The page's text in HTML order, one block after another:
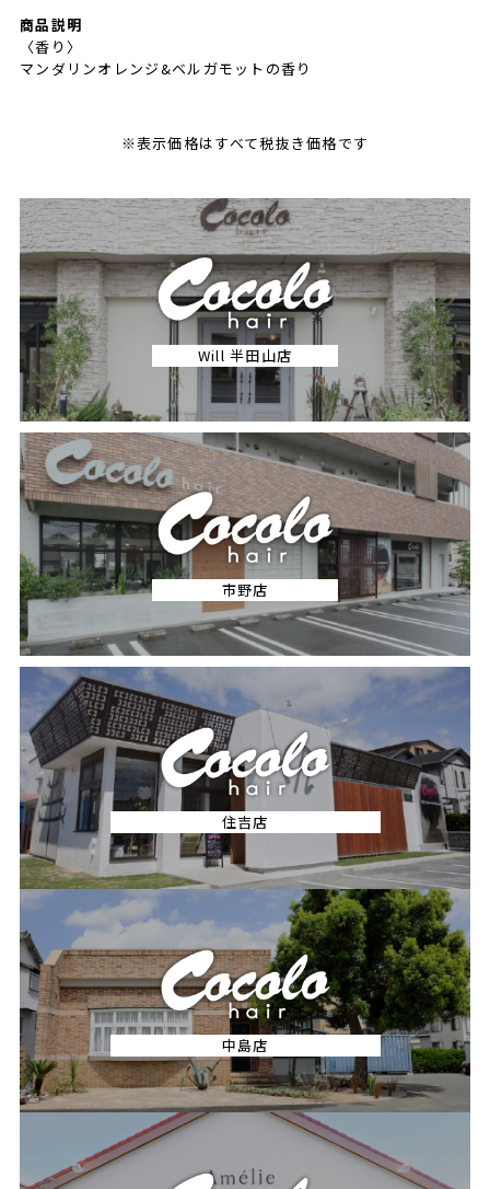
商品説明
〈香り〉
マンダリンオレンジ&ベルガモットの香り
※表示価格はすべて税抜き価格です
Will 半田山店
市野店
住吉店
中島店